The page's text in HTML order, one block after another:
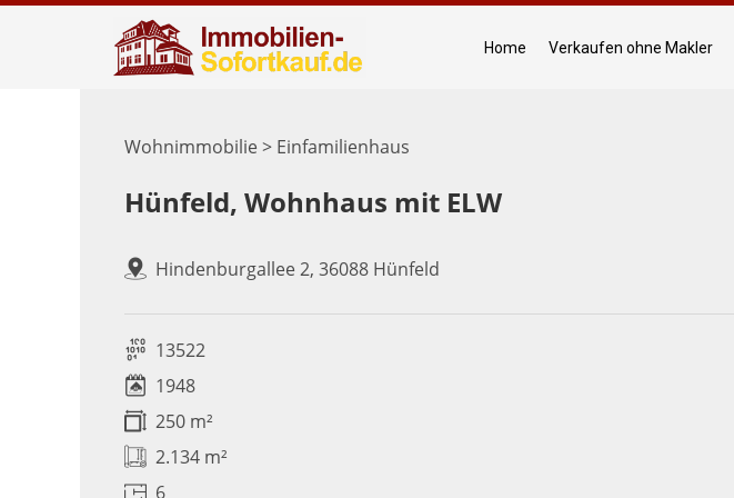
Home Verkaufen ohne Makler
Wohnimmobilie > Einfamilienhaus
Hünfeld, Wohnhaus mit ELW
Hindenburgallee 2, 36088 Hünfeld
13522
1948
250 m²
2.134 m²
6